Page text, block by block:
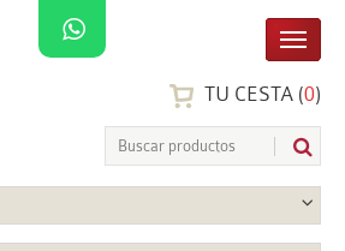
TU CESTA (0)